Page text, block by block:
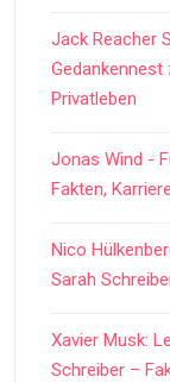
Jack Reacher
Gedankennest
Privatleben
Jonas Wind -
Fakten,
Nico
Sarah
Xavier Musk:
Schreiber –